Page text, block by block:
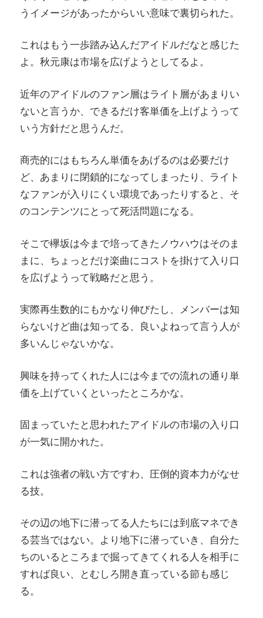
うイメージがあったからいい意味で裏切られた。
これはもう一歩踏み込んだアイドルだなと感じた
よ。秋元康は市場を広げようとしてるよ。
近年のアイドルのファン層はライト層があまりい
ないと言うか、できるだけ客単価を上げようって
いう方針だと思うんだ。
商売的にはもちろん単価をあげるのは必要だけ
ど、あまりに閉鎖的になってしまったり、ライト
なファンが入りにくい環境であったりすると、そ
のコンテンツにとって死活問題になる。
そこで欅坂は今まで培ってきたノウハウはそのま
まに、ちょっとだけ楽曲にコストを掛けて入り口
を広げようって戦略だと思う。
実際再生数的にもかなり伸びたし、メンバーは知
らないけど曲は知ってる、良いよねって言う人が
多いんじゃないかな。
興味を持ってくれた人には今までの流れの通り単
価を上げていくといったところかな。
固まっていたと思われたアイドルの市場の入り口
が一気に開かれた。
これは強者の戦い方ですわ、圧倒的資本力がなせ
る技。
その辺の地下に潜ってる人たちには到底マネでき
る芸当ではない。より地下に潜っていき、自分た
ちのいるところまで掘ってきてくれる人を相手に
すれば良い、とむしろ開き直っている節も感じ
る。